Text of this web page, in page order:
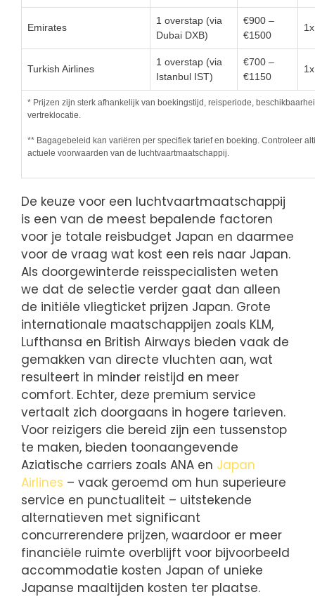
Emirates
1 overstap (via
Dubai DXB)
€900 –
€1500
Turkish Airlines
1 overstap (via
Istanbul IST)
€700 –
€1150
* Prijzen zijn sterk afhankelijk van boekingstijd, reisperiode,
vertreklocatie.
** Bagagebeleid kan variëren per specifiek tarief en boeking. Controleer
actuele voorwaarden van de luchtvaartmaatschappij.
De keuze voor een luchtvaartmaatschappij
is een van de meest bepalende factoren
voor je totale reisbudget Japan en daarmee
voor de vraag wat kost een reis naar Japan.
Als doorgewinterde reisspecialisten weten
we dat de selectie verder gaat dan alleen
de initiële vliegticket prijzen Japan. Grote
internationale maatschappijen zoals KLM,
Lufthansa en British Airways bieden vaak de
gemakken van directe vluchten aan, wat
resulteert in minder reistijd en meer
comfort. Echter, deze premium service
vertaalt zich doorgaans in hogere tarieven.
Voor reizigers die bereid zijn een tussenstop
te maken, bieden toonaangevende
Aziatische carriers zoals ANA en Japan
Airlines – vaak geroemd om hun superieure
service en punctualiteit – uitstekende
alternatieven met significant
concurrerendere prijzen, waardoor er meer
financiële ruimte overblijft voor bijvoorbeeld
accommodatie kosten Japan of unieke
Japanse maaltijden kosten ter plaatse.